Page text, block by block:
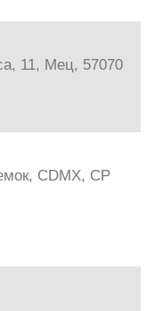
11, Мец, 57070
CDMX, CP